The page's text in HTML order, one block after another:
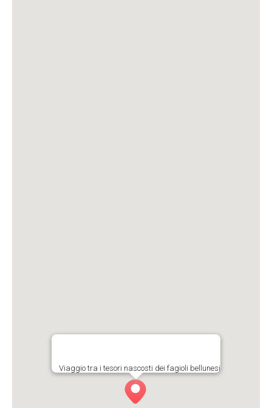
Viaggio tra i tesori nascosti dei fagioli bellunesi